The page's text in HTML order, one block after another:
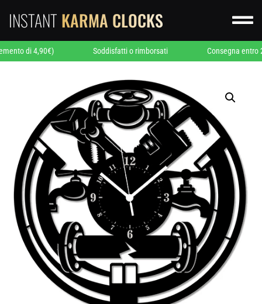
INSTANT KARMA CLOCKS 
Soddisfatti o rimborsati Consegna entro 24/48